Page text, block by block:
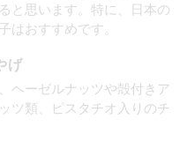
と思います。特に、日本の
はおすすめです。
げ
ヘーゼルナッツや殻付きア
ツ類、ピスタチオ入りのチ